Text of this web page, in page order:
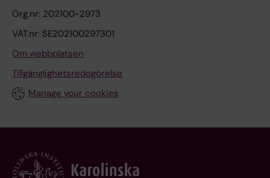
Org.nr: 202100-2973
VAT.nr: SE202100297301
Om webbplatsen
Tillgänglighetsredogörelse
Manage your cookies